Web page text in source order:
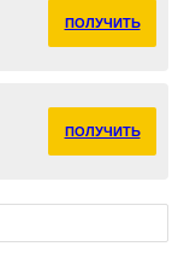
ПОЛУЧИТЬ
ПОЛУЧИТЬ